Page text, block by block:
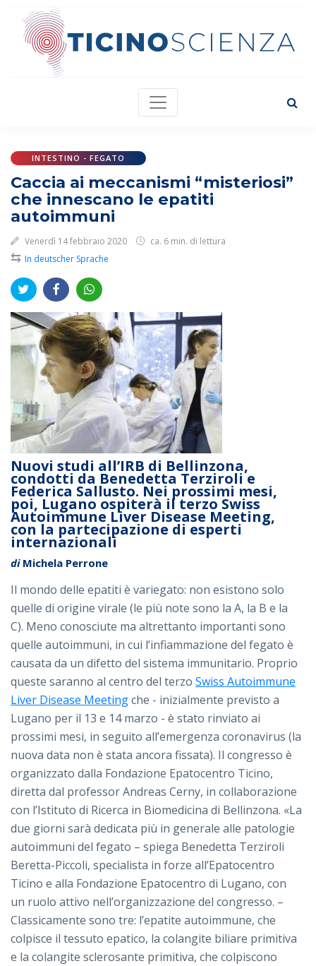
INTESTINO - FEGATO
Caccia ai meccanismi “misteriosi”
che innescano le epatiti
autoimmuni
Venerdì 14 febbraio 2020 ca. 6 min. di lettura
⇆ In deutscher Sprache
Nuovi studi all’IRB di Bellinzona,
condotti da Benedetta Terziroli e
Federica Sallusto. Nei prossimi mesi,
poi, Lugano ospiterà il terzo Swiss
Autoimmune Liver Disease Meeting,
con la partecipazione di esperti
internazionali
diMichela Perrone
Il mondo delle epatiti è variegato: non esistono solo
quelle di origine virale (le più note sono la A, la B e la
C). Meno conosciute ma altrettanto importanti sono
quelle autoimmuni, in cui l’infiammazione del fegato è
causata da un difetto del sistema immunitario. Proprio
queste saranno al centro del terzo Swiss Autoimmune
Liver Disease Meetingche - inizialmente previsto a
Lugano per il 13 e 14 marzo - è stato rinviato ai
prossimi mesi, in seguito all’emergenza coronavirus (la
nuova data non è stata ancora fissata). Il congresso è
organizzato dalla Fondazione Epatocentro Ticino,
diretta dal professor Andreas Cerny, in collaborazione
con l’Istituto di Ricerca in Biomedicina di Bellinzona. «La
due giorni sarà dedicata più in generale alle patologie
autoimmuni del fegato – spiega Benedetta Terziroli
Beretta-Piccoli, specialista in forze all’Epatocentro
Ticino e alla Fondazione Epatocentro di Lugano, con
un ruolo attivo nell’organizzazione del congresso. –
Classicamente sono tre: l’epatite autoimmune, che
colpisce il tessuto epatico, la colangite biliare primitiva
e la colangite sclerosante primitiva, che colpiscono